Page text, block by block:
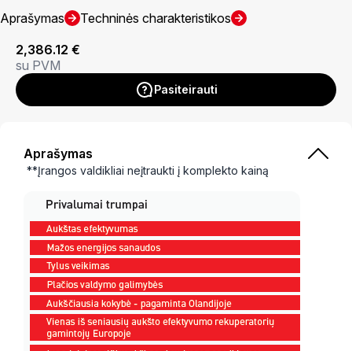
Aprašymas
Techninės charakteristikos
2,386.12 €
su PVM
Pasiteirauti
Aprašymas
**Įrangos valdikliai neįtraukti į komplekto kainą